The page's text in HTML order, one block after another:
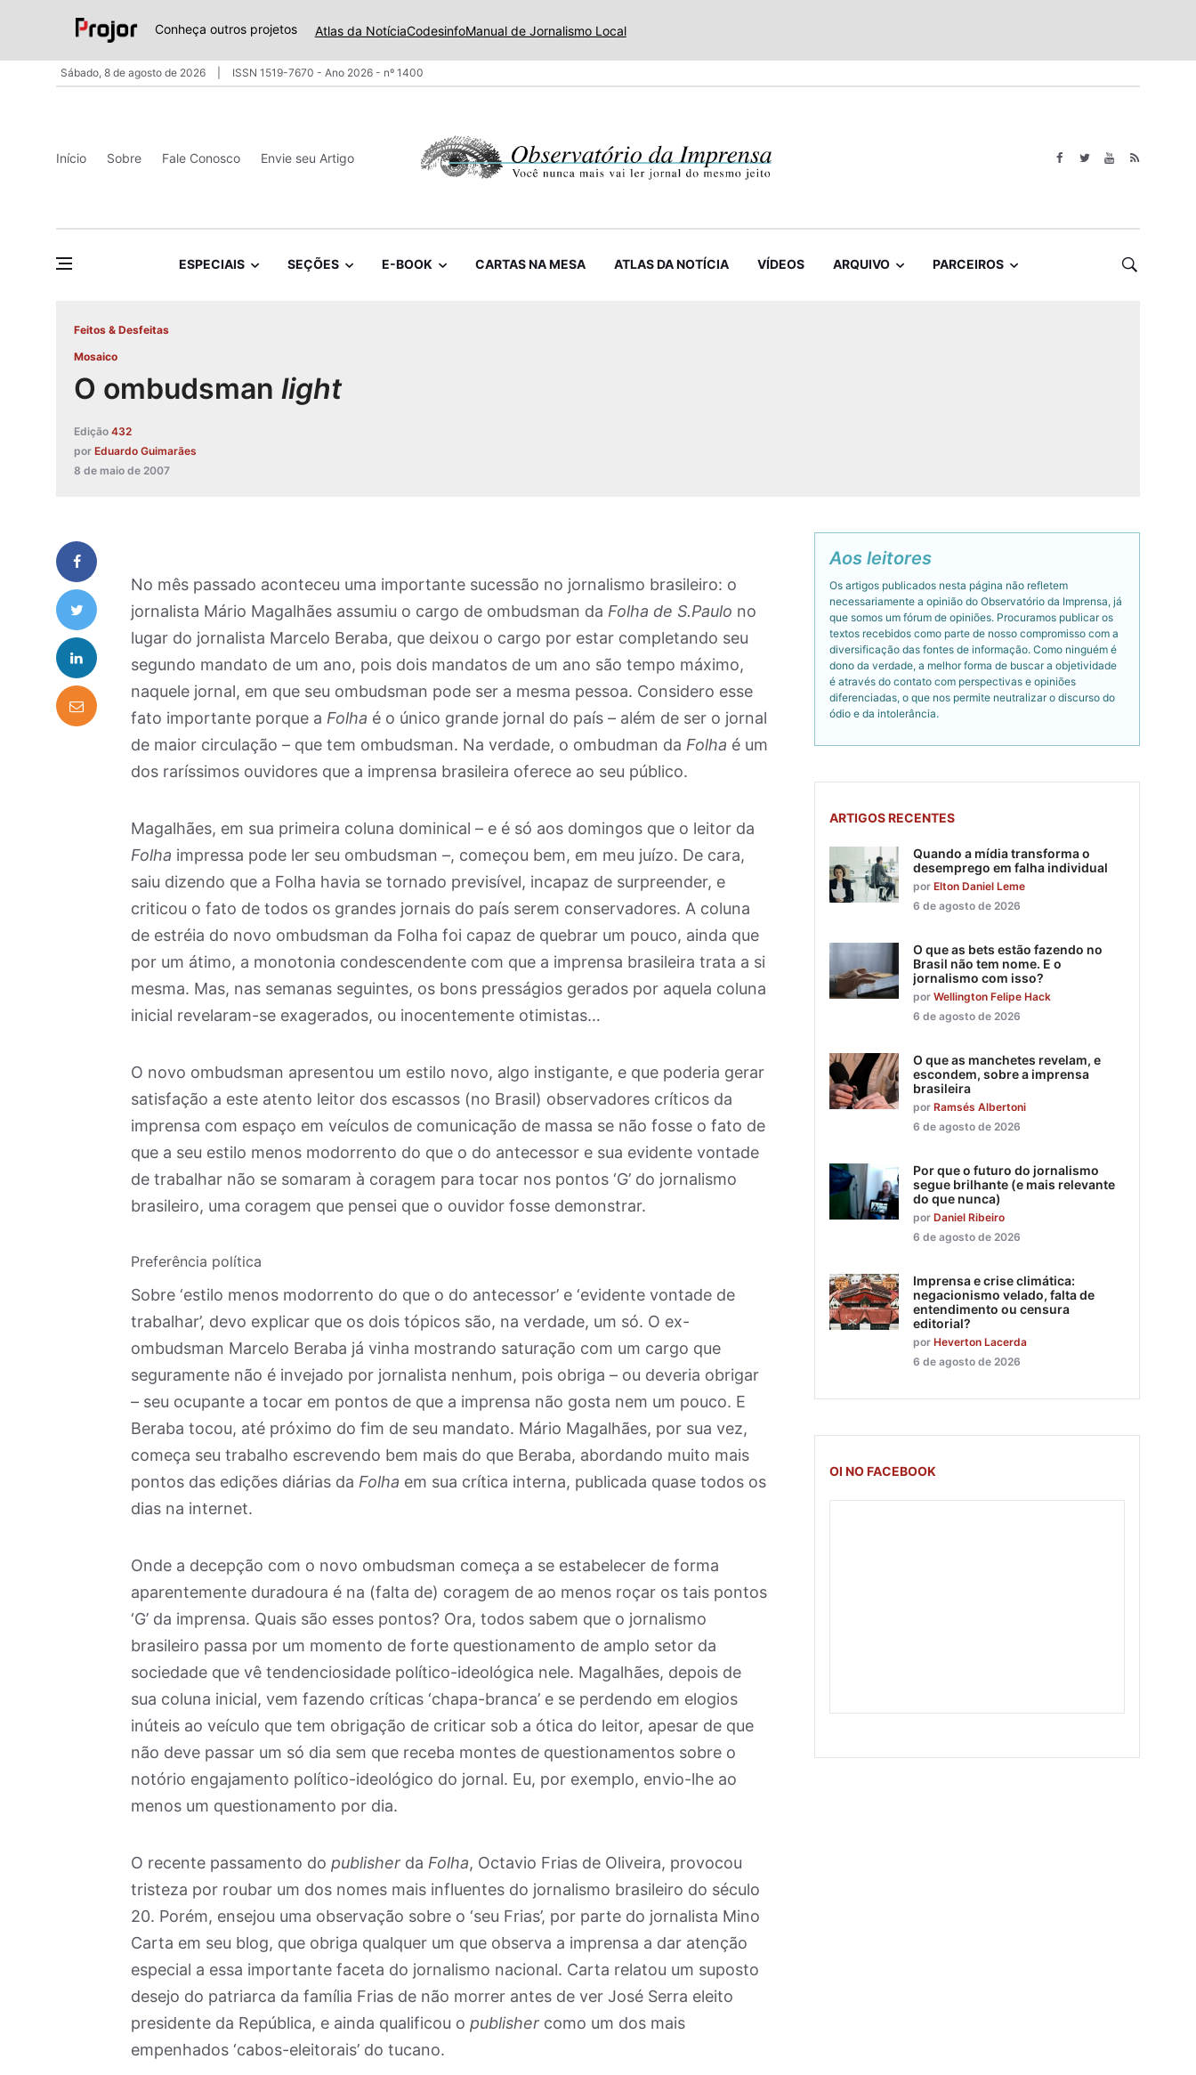
Conheça outros projetos Atlas da NotíciaCodesinfoManual de Jornalismo Local
Sábado, 8 de agosto de 2026 ISSN 1519-7670 - Ano 2026 - nº 1400
Início Sobre Fale Conosco Envie seu Artigo
ESPECIAIS SEÇÕES E-BOOK CARTAS NA MESA ATLAS DA NOTÍCIA VÍDEOS ARQUIVO PARCEIROS
Feitos & Desfeitas
Mosaico
O ombudsman light
Edição 432
por Eduardo Guimarães
8 de maio de 2007
No mês passado aconteceu uma importante sucessão no jornalismo brasileiro: o
jornalista Mário Magalhães assumiu o cargo de ombudsman da Folha de S.Paulo no
lugar do jornalista Marcelo Beraba, que deixou o cargo por estar completando seu
segundo mandato de um ano, pois dois mandatos de um ano são tempo máximo,
naquele jornal, em que seu ombudsman pode ser a mesma pessoa. Considero esse
fato importante porque a Folha é o único grande jornal do país – além de ser o jornal
de maior circulação – que tem ombudsman. Na verdade, o ombudman da Folha é um
dos raríssimos ouvidores que a imprensa brasileira oferece ao seu público.
Magalhães, em sua primeira coluna dominical – e é só aos domingos que o leitor da
Folha impressa pode ler seu ombudsman –, começou bem, em meu juízo. De cara,
saiu dizendo que a Folha havia se tornado previsível, incapaz de surpreender, e
criticou o fato de todos os grandes jornais do país serem conservadores. A coluna
de estréia do novo ombudsman da Folha foi capaz de quebrar um pouco, ainda que
por um átimo, a monotonia condescendente com que a imprensa brasileira trata a si
mesma. Mas, nas semanas seguintes, os bons presságios gerados por aquela coluna
inicial revelaram-se exagerados, ou inocentemente otimistas…
O novo ombudsman apresentou um estilo novo, algo instigante, e que poderia gerar
satisfação a este atento leitor dos escassos (no Brasil) observadores críticos da
imprensa com espaço em veículos de comunicação de massa se não fosse o fato de
que a seu estilo menos modorrento do que o do antecessor e sua evidente vontade
de trabalhar não se somaram à coragem para tocar nos pontos ‘G’ do jornalismo
brasileiro, uma coragem que pensei que o ouvidor fosse demonstrar.
Preferência política
Sobre ‘estilo menos modorrento do que o do antecessor’ e ‘evidente vontade de
trabalhar’, devo explicar que os dois tópicos são, na verdade, um só. O ex-
ombudsman Marcelo Beraba já vinha mostrando saturação com um cargo que
seguramente não é invejado por jornalista nenhum, pois obriga – ou deveria obrigar
– seu ocupante a tocar em pontos de que a imprensa não gosta nem um pouco. E
Beraba tocou, até próximo do fim de seu mandato. Mário Magalhães, por sua vez,
começa seu trabalho escrevendo bem mais do que Beraba, abordando muito mais
pontos das edições diárias da Folha em sua crítica interna, publicada quase todos os
dias na internet.
Onde a decepção com o novo ombudsman começa a se estabelecer de forma
aparentemente duradoura é na (falta de) coragem de ao menos roçar os tais pontos
‘G’ da imprensa. Quais são esses pontos? Ora, todos sabem que o jornalismo
brasileiro passa por um momento de forte questionamento de amplo setor da
sociedade que vê tendenciosidade político-ideológica nele. Magalhães, depois de
sua coluna inicial, vem fazendo críticas ‘chapa-branca’ e se perdendo em elogios
inúteis ao veículo que tem obrigação de criticar sob a ótica do leitor, apesar de que
não deve passar um só dia sem que receba montes de questionamentos sobre o
notório engajamento político-ideológico do jornal. Eu, por exemplo, envio-lhe ao
menos um questionamento por dia.
O recente passamento do publisher da Folha, Octavio Frias de Oliveira, provocou
tristeza por roubar um dos nomes mais influentes do jornalismo brasileiro do século
20. Porém, ensejou uma observação sobre o ‘seu Frias’, por parte do jornalista Mino
Carta em seu blog, que obriga qualquer um que observa a imprensa a dar atenção
especial a essa importante faceta do jornalismo nacional. Carta relatou um suposto
desejo do patriarca da família Frias de não morrer antes de ver José Serra eleito
presidente da República, e ainda qualificou o publisher como um dos mais
empenhados ‘cabos-eleitorais’ do tucano.
Aos leitores
Os artigos publicados nesta página não refletem
necessariamente a opinião do Observatório da Imprensa, já
que somos um fórum de opiniões. Procuramos publicar os
textos recebidos como parte de nosso compromisso com a
diversificação das fontes de informação. Como ninguém é
dono da verdade, a melhor forma de buscar a objetividade
é através do contato com perspectivas e opiniões
diferenciadas, o que nos permite neutralizar o discurso do
ódio e da intolerância.
ARTIGOS RECENTES
Quando a mídia transforma o
desemprego em falha individual
por Elton Daniel Leme
6 de agosto de 2026
O que as bets estão fazendo no
Brasil não tem nome. E o
jornalismo com isso?
por Wellington Felipe Hack
6 de agosto de 2026
O que as manchetes revelam, e
escondem, sobre a imprensa
brasileira
por Ramsés Albertoni
6 de agosto de 2026
Por que o futuro do jornalismo
segue brilhante (e mais relevante
do que nunca)
por Daniel Ribeiro
6 de agosto de 2026
Imprensa e crise climática:
negacionismo velado, falta de
entendimento ou censura
editorial?
por Heverton Lacerda
6 de agosto de 2026
OI NO FACEBOOK